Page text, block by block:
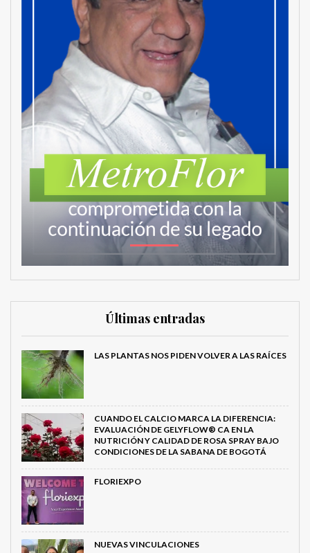
Últimas entradas
LAS PLANTAS NOS PIDEN VOLVER A LAS RAÍCES
CUANDO EL CALCIO MARCA LA DIFERENCIA:
EVALUACIÓN DE GELYFLOW® CA EN LA
NUTRICIÓN Y CALIDAD DE ROSA SPRAY BAJO
CONDICIONES DE LA SABANA DE BOGOTÁ
FLORIEXPO
NUEVAS VINCULACIONES